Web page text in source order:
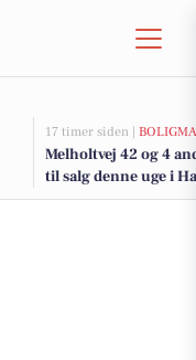
17 timer siden |
Melholtvej 42 og 4
til salg denne uge i